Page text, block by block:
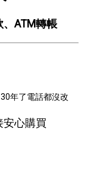
、ATM轉帳
年了電話都沒改
安心購買